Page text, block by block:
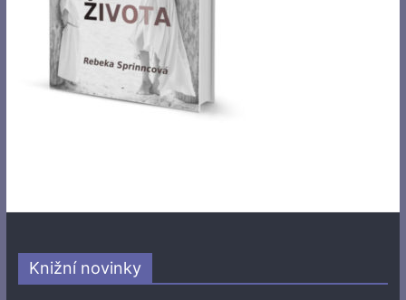
Knižní novinky